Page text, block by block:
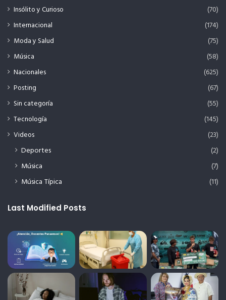
Insólito y Curioso
(70)
Internacional
(174)
Moda y Salud
(75)
Música
(58)
Nacionales
(625)
Posting
(67)
Sin categoría
(55)
Tecnología
(145)
Videos
(23)
Deportes
(2)
Música
(7)
Música Típica
(11)
Last Modified Posts